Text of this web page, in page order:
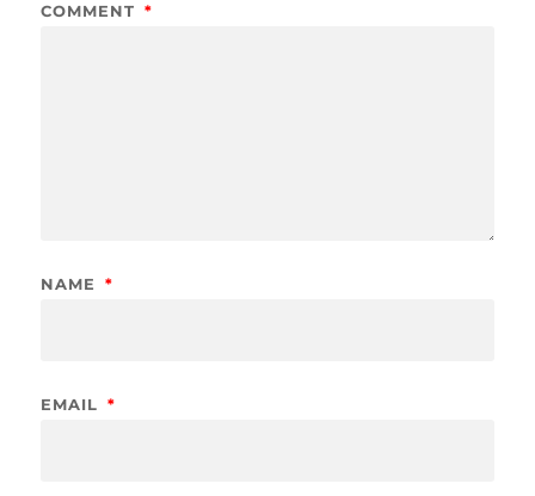
COMMENT *
NAME *
EMAIL *